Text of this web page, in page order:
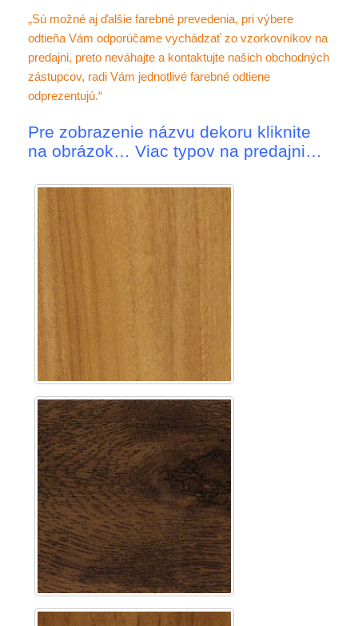
„Sú možné aj ďalšie farebné prevedenia, pri výbere
odtieňa Vám odporúčame vychádzať zo vzorkovníkov na
predajni, preto neváhajte a kontaktujte našich obchodných
zástupcov, radi Vám jednotlivé farebné odtiene
odprezentujú.“
Pre zobrazenie názvu dekoru kliknite
na obrázok… Viac typov na predajni…